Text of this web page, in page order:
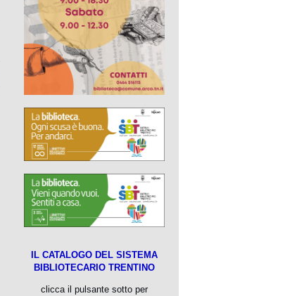
IL CATALOGO DEL SISTEMA
BIBLIOTECARIO TRENTINO
clicca il pulsante sotto per